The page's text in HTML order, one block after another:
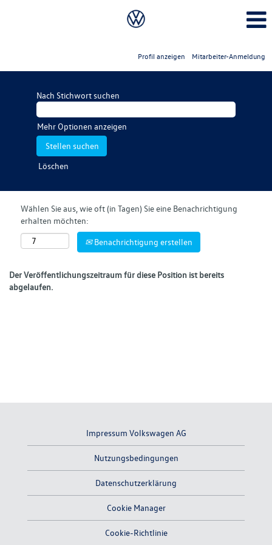
Profil anzeigen Mitarbeiter-Anmeldung
Nach Stichwort suchen
Mehr Optionen anzeigen
Löschen
Wählen Sie aus, wie oft (in Tagen) Sie eine Benachrichtigung
erhalten möchten:
Benachrichtigung erstellen
Der Veröffentlichungszeitraum für diese Position ist bereits
abgelaufen.
Impressum Volkswagen AG
Nutzungsbedingungen
Datenschutzerklärung
Cookie Manager
Cookie-Richtlinie